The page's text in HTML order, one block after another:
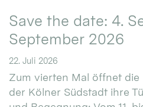
Save the date: 4.
September 2026
22. Juli 2026
Zum vierten Mal öffnet die
der Kölner Südstadt ihre